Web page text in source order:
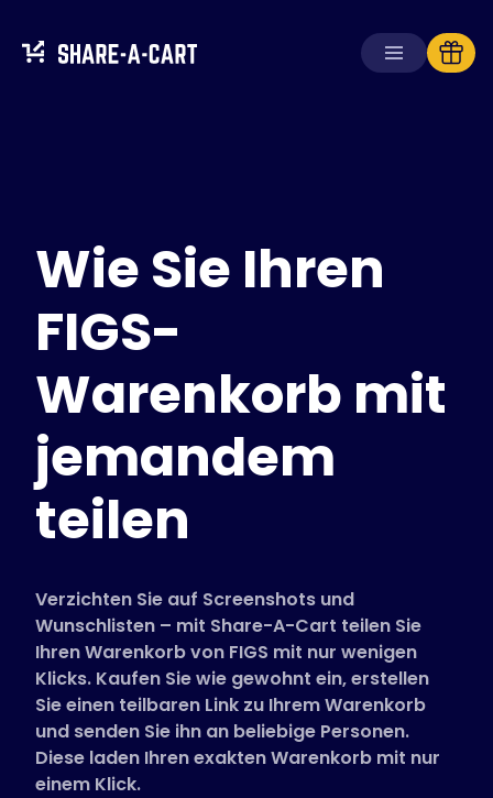
Lösungen
Für Verbraucher
Für Unternehmen
Hol dir Plus+
Anmelden
Unterstützte Shops
Deutsch (German)
Wie Sie Ihren
FIGS-
Warenkorb mit
jemandem
teilen
Verzichten Sie auf Screenshots und
Wunschlisten – mit Share-A-Cart teilen Sie
Ihren Warenkorb von FIGS mit nur wenigen
Klicks. Kaufen Sie wie gewohnt ein, erstellen
Sie einen teilbaren Link zu Ihrem Warenkorb
und senden Sie ihn an beliebige Personen.
Diese laden Ihren exakten Warenkorb mit nur
einem Klick.